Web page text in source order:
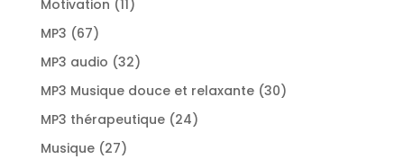
Motivation 11
MP3 6767
produits
MP3 audio 3232
produits
MP3 Musique douce et relaxante 3030
MP3 thérapeutique 2424
Musique 2727